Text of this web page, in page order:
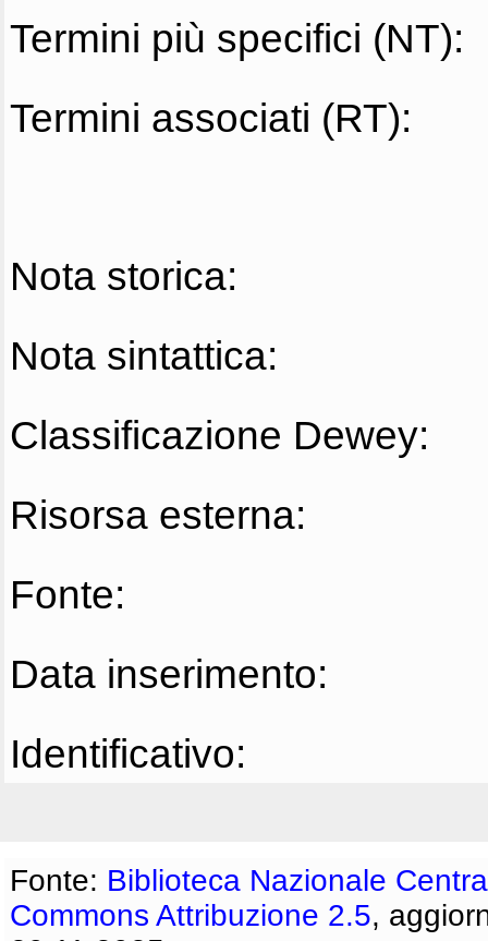
Termini più specifici (NT):
Termini associati (RT):
Nota storica:
Nota sintattica:
Classificazione Dewey:
Risorsa esterna:
Fonte:
Data inserimento:
Identificativo:
Fonte: Biblioteca Nazionale
Commons Attribuzione 2.5,